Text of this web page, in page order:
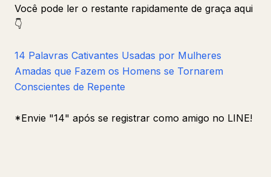
Você pode ler o restante rapidamente de graça aqui
👇
14 Palavras Cativantes Usadas por Mulheres
Amadas que Fazem os Homens se Tornarem
Conscientes de Repente
*Envie "14" após se registrar como amigo no LINE!